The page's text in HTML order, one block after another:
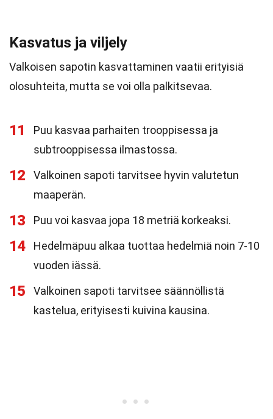
Kasvatus ja viljely
Valkoisen sapotin kasvattaminen vaatii erityisiä
olosuhteita, mutta se voi olla palkitsevaa.
11
Puu kasvaa parhaiten trooppisessa ja
subtrooppisessa ilmastossa.
12
Valkoinen sapoti tarvitsee hyvin valutetun
maaperän.
13 Puu voi kasvaa jopa 18 metriä korkeaksi.
14
Hedelmäpuu alkaa tuottaa hedelmiä noin 7-10
vuoden iässä.
15
Valkoinen sapoti tarvitsee säännöllistä
kastelua, erityisesti kuivina kausina.